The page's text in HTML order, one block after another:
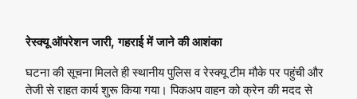
रेस्क्यू ऑपरेशन जारी, गहराई में जाने की आशंका
घटना की सूचना मिलते ही स्थानीय पुलिस व रेस्क्यू टीम मौके पर पहुंची और
तेजी से राहत कार्य शुरू किया गया। पिकअप वाहन को क्रेन की मदद से